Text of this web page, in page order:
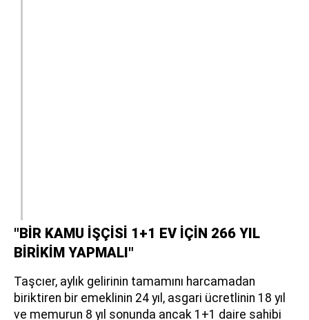
"BİR KAMU İŞÇİSİ 1+1 EV İÇİN 266 YIL
BİRİKİM YAPMALI"
Taşcıer, aylık gelirinin tamamını harcamadan
biriktiren bir emeklinin 24 yıl, asgari ücretlinin 18 yıl
ve memurun 8 yıl sonunda ancak 1+1 daire sahibi